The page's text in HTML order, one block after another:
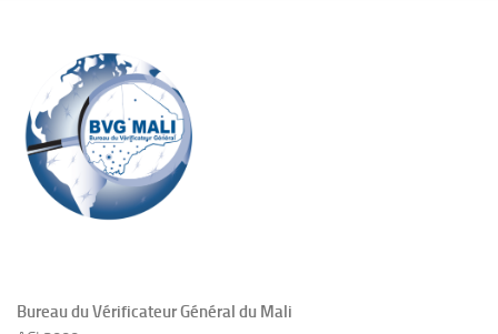
Bureau du Vérificateur Général du Mali